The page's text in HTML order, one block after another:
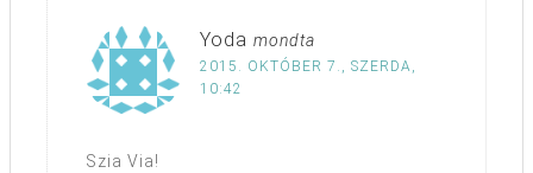
Yoda mondta
2015. OKTÓBER 7., SZERDA,
10:42
Szia Via!